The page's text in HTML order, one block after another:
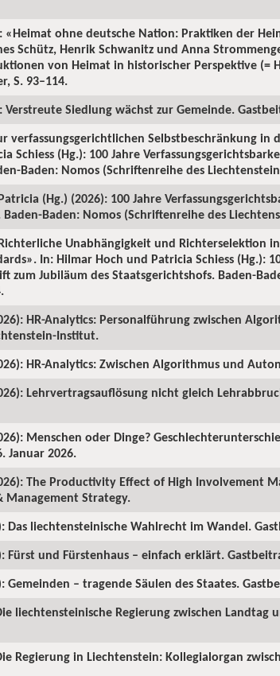
«Heimat ohne deutsche Nation: Praktiken der
Schütz, Henrik Schwanitz und Anna
von Heimat in historischer Perspektive (=
S. 93–114.
Verstreute Siedlung wächst zur Gemeinde.
verfassungsgerichtlichen Selbstbeschränkung in
Schiess (Hg.): 100 Jahre
Baden: Nomos (Schriftenreihe des
(Hg.) (2026): 100 Jahre
Baden: Nomos (Schriftenreihe des
Unabhängigkeit und Richterselektion
In: Hilmar Hoch und Patricia Schiess (Hg.):
zum Jubiläum des Staatsgerichtshofs. Baden-
HR-Analytics: Personalführung zwischen
Institut.
HR-Analytics: Zwischen Algorithmus und
Lehrvertragsauflösung nicht gleich
Menschen oder Dinge?
Januar 2026.
The Productivity Effect of High Involvement
Management Strategy.
Das liechtensteinische Wahlrecht im Wandel.
Fürst und Fürstenhaus – einfach erklärt.
Gemeinden – tragende Säulen des Staates.
liechtensteinische Regierung zwischen Landtag
Regierung in Liechtenstein: Kollegialorgan